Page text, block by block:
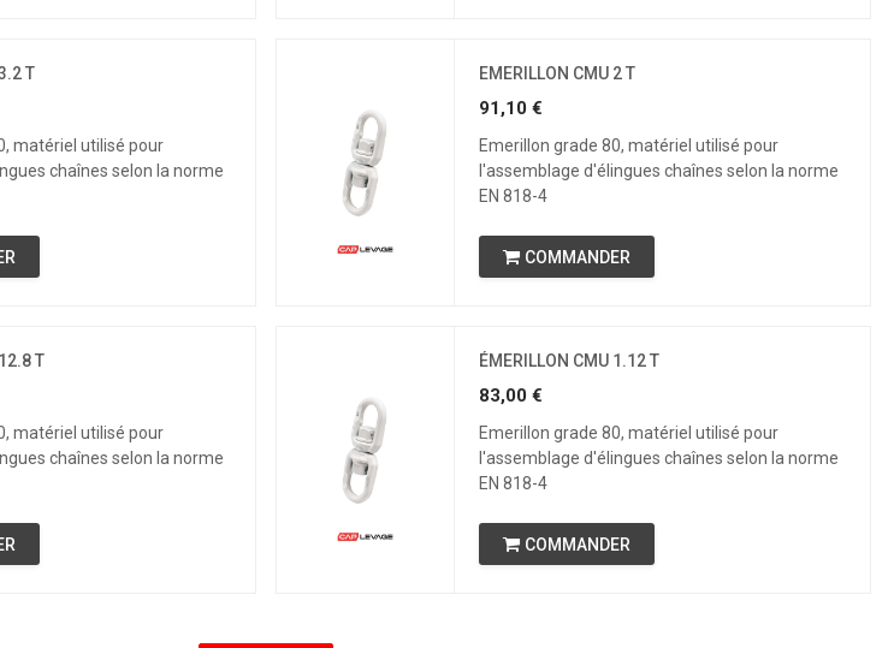
T
matériel utilisé pour
chaînes selon la norme
EMERILLON CMU 2 T
91,10€
Emerillon grade 80, matériel utilisé pour
l'assemblage d'élingues chaînes selon la norme
EN 818-4
COMMANDER
T
matériel utilisé pour
chaînes selon la norme
ÉMERILLON CMU 1.12 T
83,00€
Emerillon grade 80, matériel utilisé pour
l'assemblage d'élingues chaînes selon la norme
EN 818-4
COMMANDER